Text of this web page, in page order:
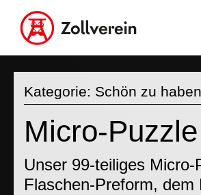
Kategorie: Schön zu haben
Micro-
Unser 99-teiliges
Flaschen-Preform,